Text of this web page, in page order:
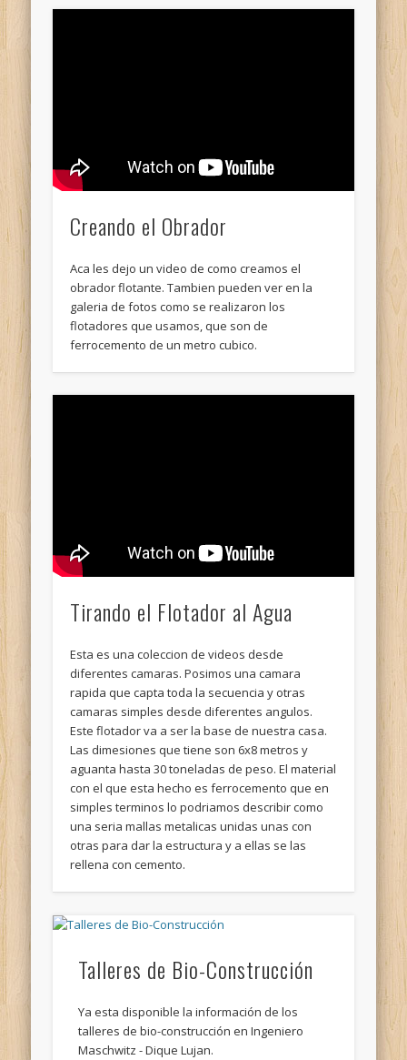
Creando el Obrador
Aca les dejo un video de como creamos el
obrador flotante. Tambien pueden ver en la
galeria de fotos como se realizaron los
flotadores que usamos, que son de
ferrocemento de un metro cubico.
Tirando el Flotador al Agua
Esta es una coleccion de videos desde
diferentes camaras. Posimos una camara
rapida que capta toda la secuencia y otras
camaras simples desde diferentes angulos.
Este flotador va a ser la base de nuestra casa.
Las dimesiones que tiene son 6x8 metros y
aguanta hasta 30 toneladas de peso. El material
con el que esta hecho es ferrocemento que en
simples terminos lo podriamos describir como
una seria mallas metalicas unidas unas con
otras para dar la estructura y a ellas se las
rellena con cemento.
Talleres de Bio-Construcción
Ya esta disponible la información de los
talleres de bio-construcción en Ingeniero
Maschwitz - Dique Lujan.